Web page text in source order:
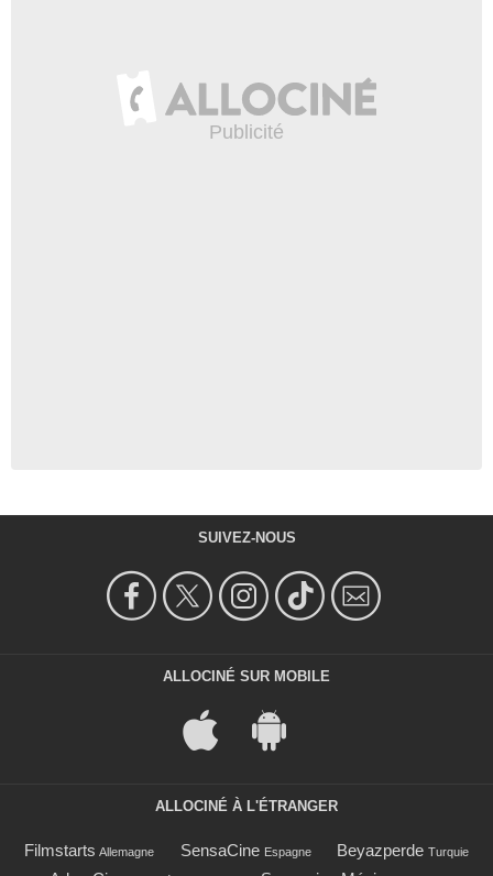
SUIVEZ-NOUS
ALLOCINÉ SUR MOBILE
ALLOCINÉ À L'ÉTRANGER
Filmstarts Allemagne SensaCine Espagne Beyazperde Turquie